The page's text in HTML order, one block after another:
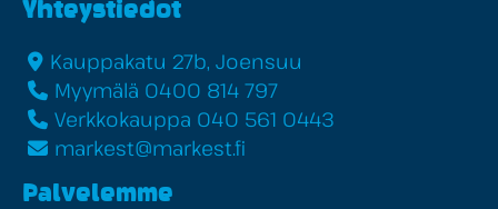
Yhteystiedot
Kauppakatu 27b, Joensuu
Myymälä 0400 814 797
Verkkokauppa 040 561 0443
markest@markest.fi
Palvelemme